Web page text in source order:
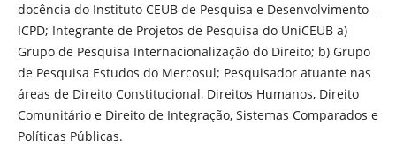
docência do Instituto CEUB de Pesquisa e Desenvolvimento –
ICPD; Integrante de Projetos de Pesquisa do UniCEUB a)
Grupo de Pesquisa Internacionalização do Direito; b) Grupo
de Pesquisa Estudos do Mercosul; Pesquisador atuante nas
áreas de Direito Constitucional, Direitos Humanos, Direito
Comunitário e Direito de Integração, Sistemas Comparados e
Políticas Públicas.